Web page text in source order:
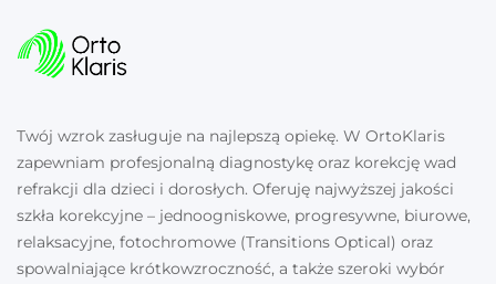
Twój wzrok zasługuje na najlepszą opiekę. W OrtoKlaris
zapewniam profesjonalną diagnostykę oraz korekcję wad
refrakcji dla dzieci i dorosłych. Oferuję najwyższej jakości
szkła korekcyjne – jednoogniskowe, progresywne, biurowe,
relaksacyjne, fotochromowe (Transitions Optical) oraz
spowalniające krótkowzroczność, a także szeroki wybór